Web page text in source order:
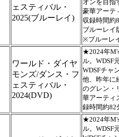
ェスティバル・
2025(ブルーレイ)
オンを目指
豪華アーテ
収録時間約
ブルーレイ
※ブルーレ
ワールド・ダイヤ
モンズ/ダンス・フ
ェスティバル・
2024(DVD)
★2024年
ル。WDSF
WDSFチャ
他、昨年に
のグレン・
華アーティ
録時間約82
★2024年
ル。WDSF